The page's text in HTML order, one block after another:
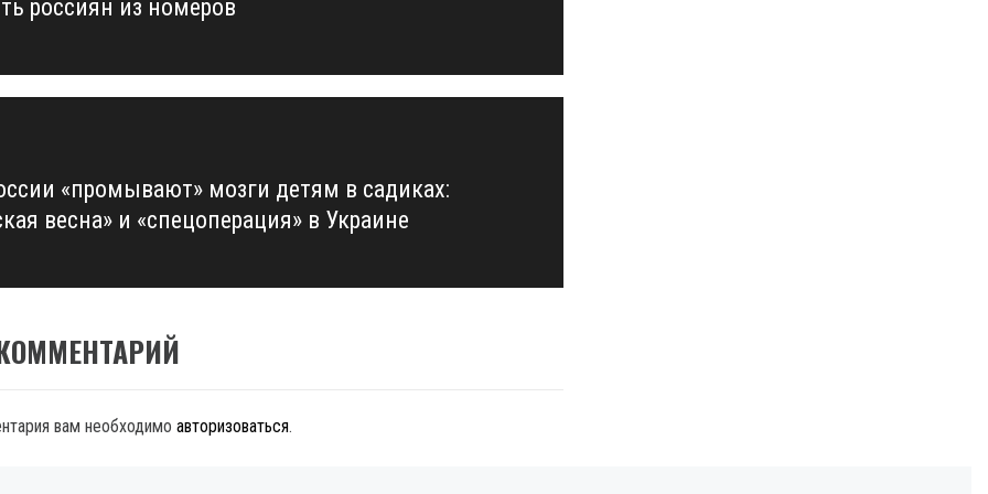
россиян из номеров
«промывают» мозги детям в садиках:
весна» и «спецоперация» в Украине
вам необходимо авторизоваться.